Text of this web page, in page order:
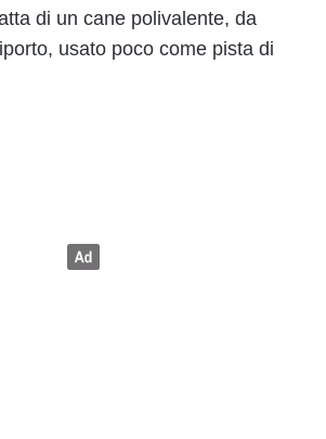
di un cane polivalente, da
usato poco come pista di